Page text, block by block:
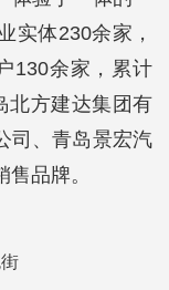
实体230余家，
130余家，累计
北方建达集团有
司、青岛景宏汽
品牌。